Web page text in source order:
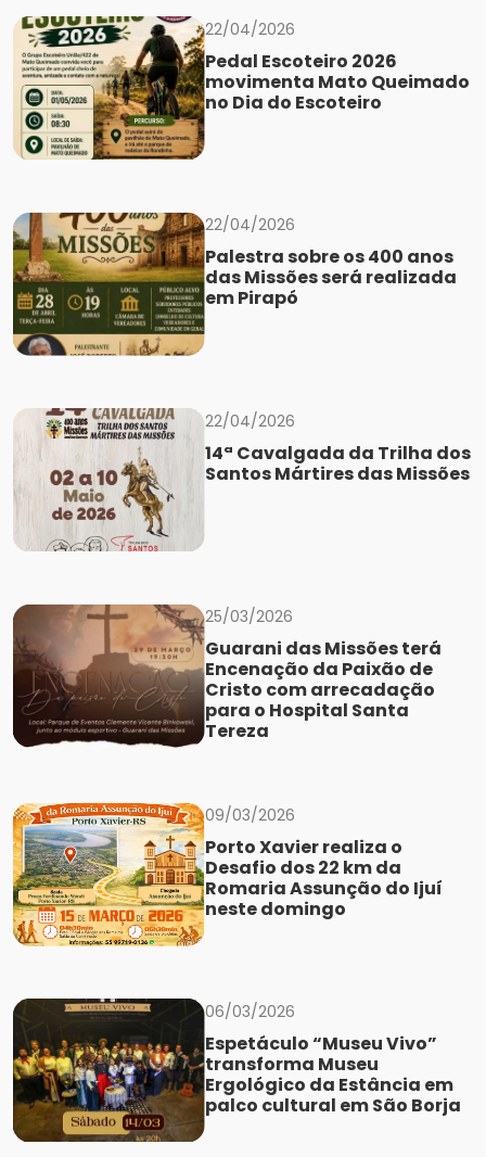
22/04/2026
Pedal Escoteiro 2026
movimenta Mato Queimado
no Dia do Escoteiro
22/04/2026
Palestra sobre os 400 anos
das Missões será realizada
em Pirapó
22/04/2026
14ª Cavalgada da Trilha dos
Santos Mártires das Missões
25/03/2026
Guarani das Missões terá
Encenação da Paixão de
Cristo com arrecadação
para o Hospital Santa
Tereza
09/03/2026
Porto Xavier realiza o
Desafio dos 22 km da
Romaria Assunção do Ijuí
neste domingo
06/03/2026
Espetáculo “Museu Vivo”
transforma Museu
Ergológico da Estância em
palco cultural em São Borja